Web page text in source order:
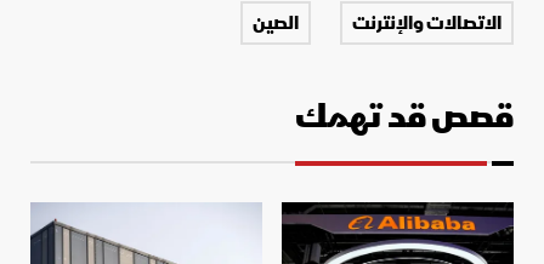
الاتصالات والإنترنت
الصين
قصص قد تهمك